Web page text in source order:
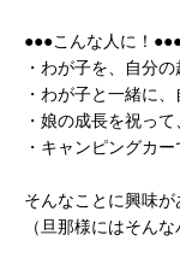
●●●こんな人に！
・わが子を、自分
・わが子と一緒に
・娘の成長を祝っ
・キャンピングカ
そんなことに興味が
（旦那様にはそん